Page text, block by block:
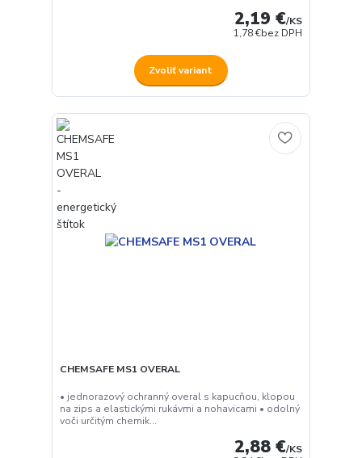
2,19 €/KS
1,78 €bez DPH
Zvoliť variant
CHEMSAFE MS1 OVERAL
• jednorazový ochranný overal s kapucňou, klopou
na zips a elastickými rukávmi a nohavicami • odolný
voči určitým chemik...
2,88 €/KS